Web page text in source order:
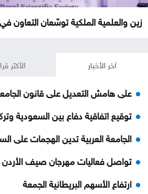
زين والعلمية الملكية توسّعان التعاون
آخر الأخبار الأكثر
على هامش التعديل على قانون
توقيع اتفاقية دفاع بين السعودية
الجامعة العربية تدين الهجمات على
تواصل فعاليات مهرجان صيف الأردن
ارتفاع الأسهم البريطانية الجمعة